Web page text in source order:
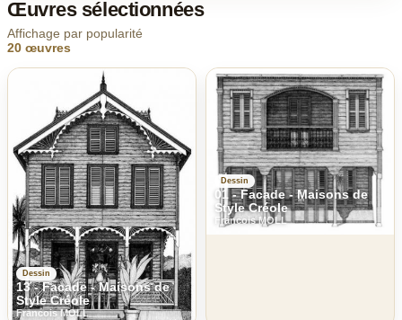
Œuvres sélectionnées
Affichage par popularité
20 œuvres
Dessin
13 - Facade - Maisons de
Style Créole
Francois MOLL
Dessin
01 - Facade - Maisons de
Style Créole
Francois MOLL